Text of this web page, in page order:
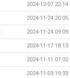
2024-12-07 22:14
2024-11-24 20:05
2024-11-24 09:09
2024-11-17 18:13
2024-11-11 07:02
2024-11-03 19:33